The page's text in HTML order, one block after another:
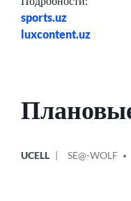
sports.uz
luxcontent.uz
В
UCELL
ОТ
SE@-WOLF